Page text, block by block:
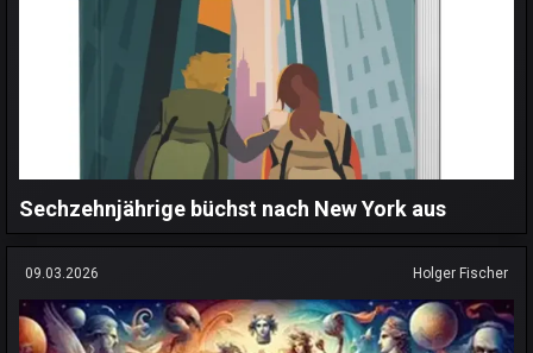
Sechzehnjährige büchst nach New York aus
09.03.2026 Holger Fischer